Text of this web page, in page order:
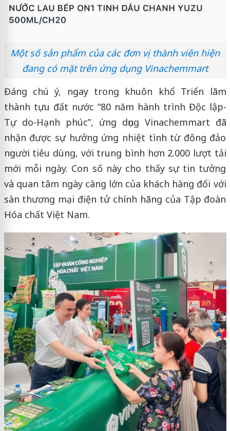
Một số sản phẩm của các đơn vị thành viên hiện
đang có mặt trên ứng dụng Vinachemmart
Đáng chú ý, ngay trong khuôn khổ Triển lãm
thành tựu đất nước “80 năm hành trình Độc lập-
Tự do-Hạnh phúc”, ứng dụng Vinachemmart đã
nhận được sự hưởng ứng nhiệt tình từ đông đảo
người tiêu dùng, với trung bình hơn 2.000 lượt tải
mới mỗi ngày. Con số này cho thấy sự tin tưởng
và quan tâm ngày càng lớn của khách hàng đối với
sàn thương mại điện tử chính hãng của Tập đoàn
Hóa chất Việt Nam.